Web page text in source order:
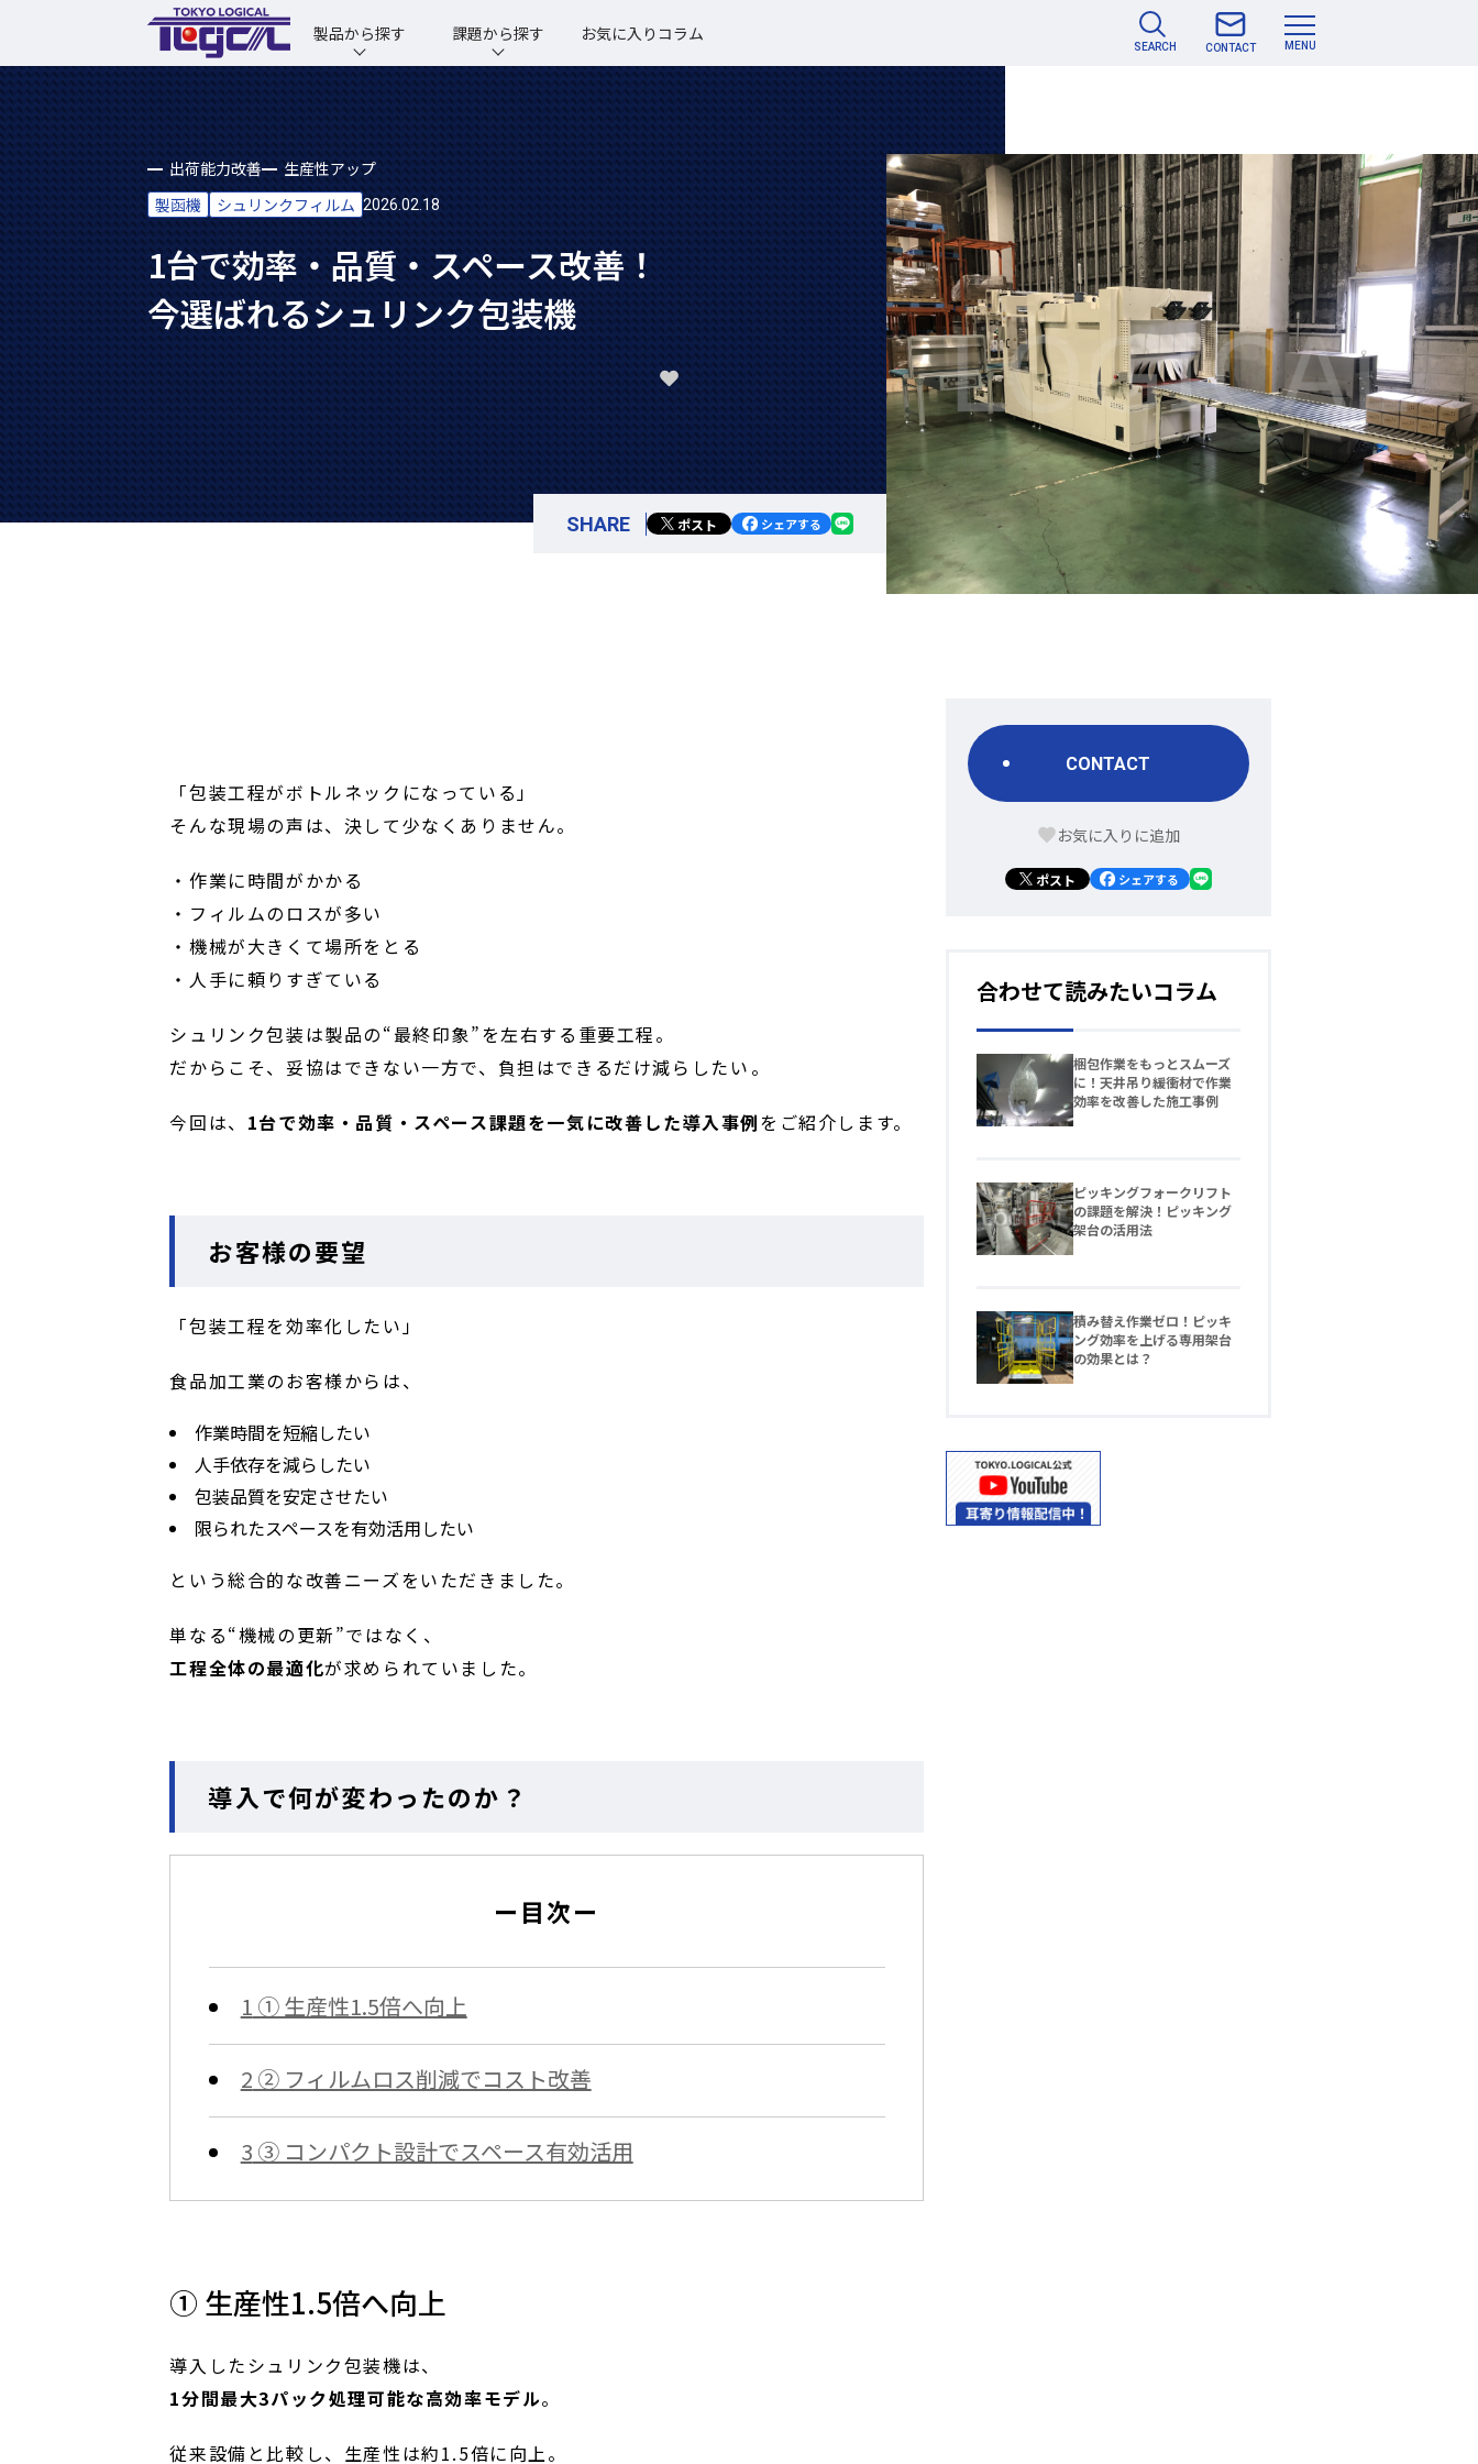
製品から探す 課題から探す お気に入りコラム
SEARCH CONTACT MENU
出荷能力改善
生産性アップ
製函機
シュリンクフィルム 2026.02.18
1台で効率・品質・スペース改善！
今選ばれるシュリンク包装機
SHARE ポスト シェアする
「包装工程がボトルネックになっている」
そんな現場の声は、決して少なくありません。
・作業に時間がかかる
・フィルムのロスが多い
・機械が大きくて場所をとる
・人手に頼りすぎている
シュリンク包装は製品の“最終印象”を左右する重要工程。
だからこそ、妥協はできない一方で、負担はできるだけ減らしたい――。
今回は、 1台で効率・品質・スペース課題を一気に改善した導入事例をご紹介します。
お客様の要望
「包装工程を効率化したい」
食品加工業のお客様からは、
作業時間を短縮したい
人手依存を減らしたい
包装品質を安定させたい
限られたスペースを有効活用したい
という総合的な改善ニーズをいただきました。
単なる“機械の更新”ではなく、
工程全体の最適化が求められていました。
導入で何が変わったのか？
ー目次ー
1 ① 生産性1.5倍へ向上
2 ② フィルムロス削減でコスト改善
3 ③ コンパクト設計でスペース有効活用
① 生産性1.5倍へ向上
導入したシュリンク包装機は、
1分間最大3パック処理可能な高効率モデル。
従来設備と比較し、生産性は約1.5倍に向上。
CONTACT
ポスト シェアする
合わせて読みたいコラム
梱包作業をもっとスムーズ
に！天井吊り緩衝材で作業
効率を改善した施工事例
ピッキングフォークリフト
の課題を解決！ピッキング
架台の活用法
積み替え作業ゼロ！ピッキ
ング効率を上げる専用架台
の効果とは？